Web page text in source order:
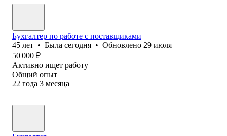
Бухгалтер по работе с поставщиками
45 лет • Была сегодня • Обновлено 29 июля
50 000 ₽
Активно ищет работу
Общий опыт
22 года 3 месяца